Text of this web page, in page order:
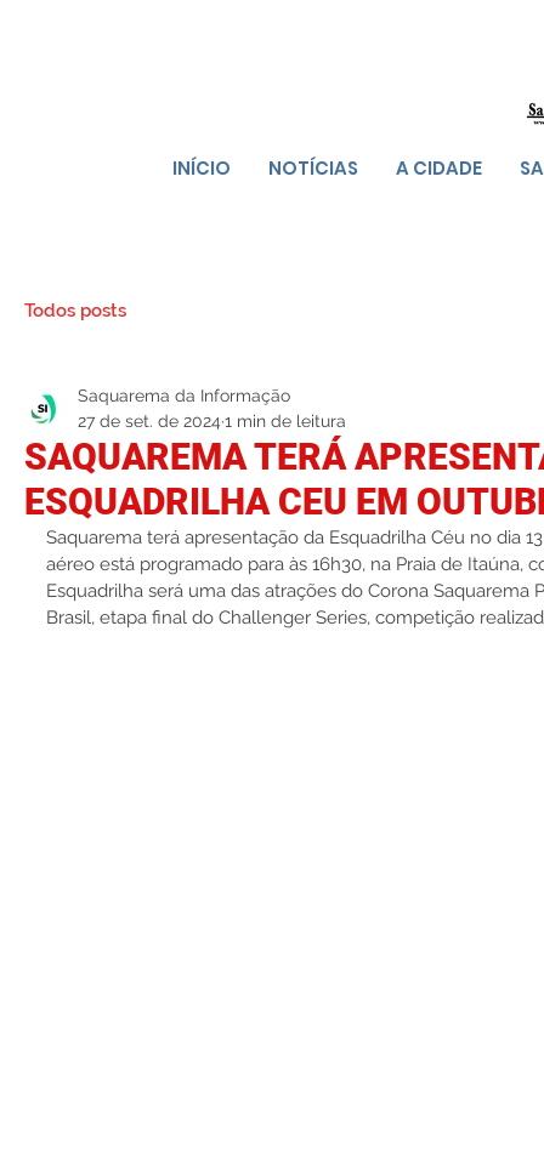
INÍCIO NOTÍCIAS A CIDADE
Todos posts
SAQUAREMA TERÁ
ESQUADRILHA CEU EM
Saquarema da Informação
27 de set. de 2024 1 min de leitura
Saquarema terá apresentação da Esquadrilha Céu no dia
aéreo está programado para às 16h30, na Praia de Itaúna,
Esquadrilha será uma das atrações do Corona
Brasil, etapa final do Challenger Series, competição